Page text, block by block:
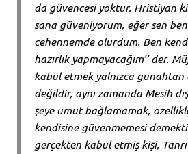
da güvencesi yoktur. Hristiyan
sana güveniyorum, eğer sen
cehennemde olurdum. Ben
hazırlık yapmayacağım’’ der.
kabul etmek yalnızca günahtan
değildir, aynı zamanda Mesih
şeye umut bağlamamak,
kendisine güvenmemesi
gerçekten kabul etmiş kişi,